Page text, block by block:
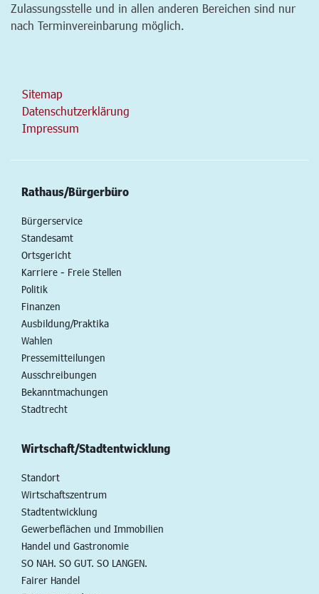
Zulassungsstelle und in allen anderen Bereichen sind nur
nach Terminvereinbarung möglich.
Sitemap
Datenschutzerklärung
Impressum
Rathaus/Bürgerbüro
Bürgerservice
Standesamt
Ortsgericht
Karriere - Freie Stellen
Politik
Finanzen
Ausbildung/Praktika
Wahlen
Pressemitteilungen
Ausschreibungen
Bekanntmachungen
Stadtrecht
Wirtschaft/Stadtentwicklung
Standort
Wirtschaftszentrum
Stadtentwicklung
Gewerbeflächen und Immobilien
Handel und Gastronomie
SO NAH. SO GUT. SO LANGEN.
Fairer Handel